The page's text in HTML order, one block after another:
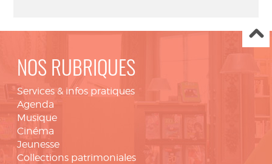
NOS RUBRIQUES
Services & infos pratiques
Agenda
Musique
Cinéma
Jeunesse
Collections patrimoniales